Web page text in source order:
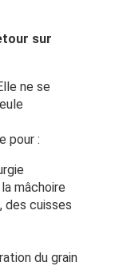
sur
ne se
pour :
mâchoire
des cuisses
du grain